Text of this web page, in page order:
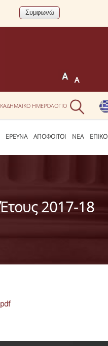
ΗΜΕΡΟΛΟΓΙΟ
ΕΡΕΥΝΑ ΑΠΟΦΟΙΤΟΙ ΝΕΑ
2017-18